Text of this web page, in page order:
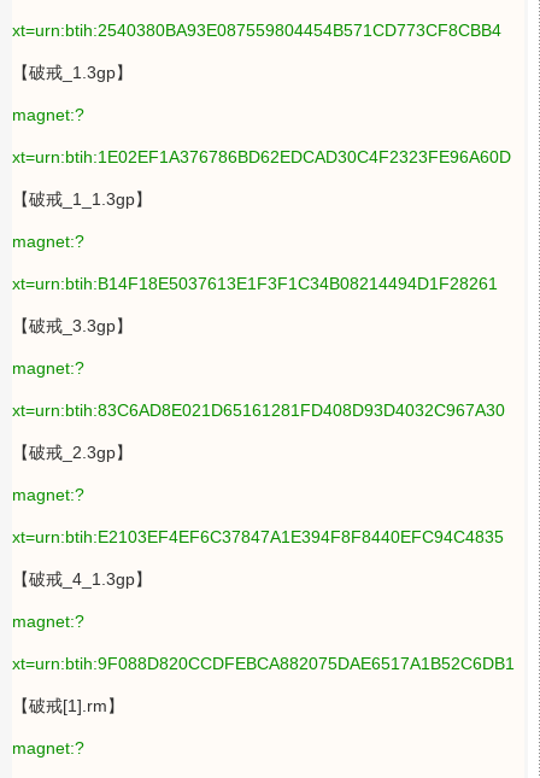
xt=urn:btih:2540380BA93E087559804454B571CD773CF8CBB4
【破戒_1.3gp】
magnet:?
xt=urn:btih:1E02EF1A376786BD62EDCAD30C4F2323FE96A60D
【破戒_1_1.3gp】
magnet:?
xt=urn:btih:B14F18E5037613E1F3F1C34B08214494D1F28261
【破戒_3.3gp】
magnet:?
xt=urn:btih:83C6AD8E021D65161281FD408D93D4032C967A30
【破戒_2.3gp】
magnet:?
xt=urn:btih:E2103EF4EF6C37847A1E394F8F8440EFC94C4835
【破戒_4_1.3gp】
magnet:?
xt=urn:btih:9F088D820CCDFEBCA882075DAE6517A1B52C6DB1
【破戒[1].rm】
magnet:?